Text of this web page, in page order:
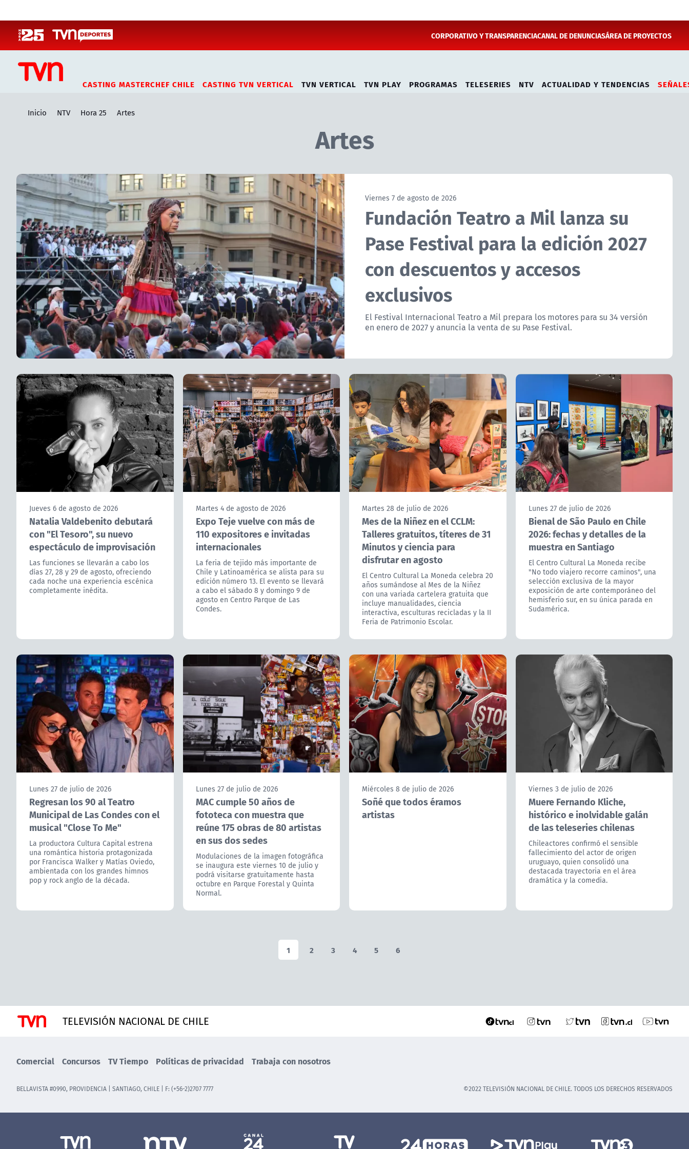
CORPORATIVO Y TRANSPARENCIACANAL DE DENUNCIASÁREA DE PROYECTOS
CASTING MASTERCHEF CHILE CASTING TVN VERTICAL TVN VERTICAL TVN PLAY PROGRAMAS TELESERIES NTV ACTUALIDAD Y TENDENCIAS
Inicio NTV Hora 25 Artes
Artes
Artículos relacionados con Artes
Viernes 7 de agosto de 2026
Fundación Teatro a Mil lanza su
Pase Festival para la edición 2027
con descuentos y accesos
exclusivos
El Festival Internacional Teatro a Mil prepara los motores para su 34 versión
en enero de 2027 y anuncia la venta de su Pase Festival.
Jueves 6 de agosto de 2026
Natalia Valdebenito debutará
con "El Tesoro", su nuevo
espectáculo de improvisación
Las funciones se llevarán a cabo los
días 27, 28 y 29 de agosto, ofreciendo
cada noche una experiencia escénica
completamente inédita.
Martes 4 de agosto de 2026
Expo Teje vuelve con más de
110 expositores e invitadas
internacionales
La feria de tejido más importante de
Chile y Latinoamérica se alista para su
edición número 13. El evento se llevará
a cabo el sábado 8 y domingo 9 de
agosto en Centro Parque de Las
Condes.
Martes 28 de julio de 2026
Mes de la Niñez en el CCLM:
Talleres gratuitos, títeres de 31
Minutos y ciencia para
disfrutar en agosto
El Centro Cultural La Moneda celebra 20
años sumándose al Mes de la Niñez
con una variada cartelera gratuita que
incluye manualidades, ciencia
interactiva, esculturas recicladas y la II
Feria de Patrimonio Escolar.
Lunes 27 de julio de 2026
Bienal de São Paulo en Chile
2026: fechas y detalles de la
muestra en Santiago
El Centro Cultural La Moneda recibe
"No todo viajero recorre caminos", una
selección exclusiva de la mayor
exposición de arte contemporáneo del
hemisferio sur, en su única parada en
Sudamérica.
Lunes 27 de julio de 2026
Regresan los 90 al Teatro
Municipal de Las Condes con el
musical "Close To Me"
La productora Cultura Capital estrena
una romántica historia protagonizada
por Francisca Walker y Matías Oviedo,
ambientada con los grandes himnos
pop y rock anglo de la década.
Lunes 27 de julio de 2026
MAC cumple 50 años de
fototeca con muestra que
reúne 175 obras de 80 artistas
en sus dos sedes
Modulaciones de la imagen fotográfica
se inaugura este viernes 10 de julio y
podrá visitarse gratuitamente hasta
octubre en Parque Forestal y Quinta
Normal.
Miércoles 8 de julio de 2026
Soñé que todos éramos
artistas
Viernes 3 de julio de 2026
Muere Fernando Kliche,
histórico e inolvidable galán
de las teleseries chilenas
Chileactores confirmó el sensible
fallecimiento del actor de origen
uruguayo, quien consolidó una
destacada trayectoria en el área
dramática y la comedia.
1 2 3 4 5 6
TELEVISIÓN NACIONAL DE CHILE
Comercial Concursos TV Tiempo Políticas de privacidad Trabaja con nosotros
BELLAVISTA #0990, PROVIDENCIA | SANTIAGO, CHILE | F: (+56-2)2707 7777 ©2022 TELEVISIÓN NACIONAL DE CHILE. TODOS LOS DERECHOS RESERVADOS